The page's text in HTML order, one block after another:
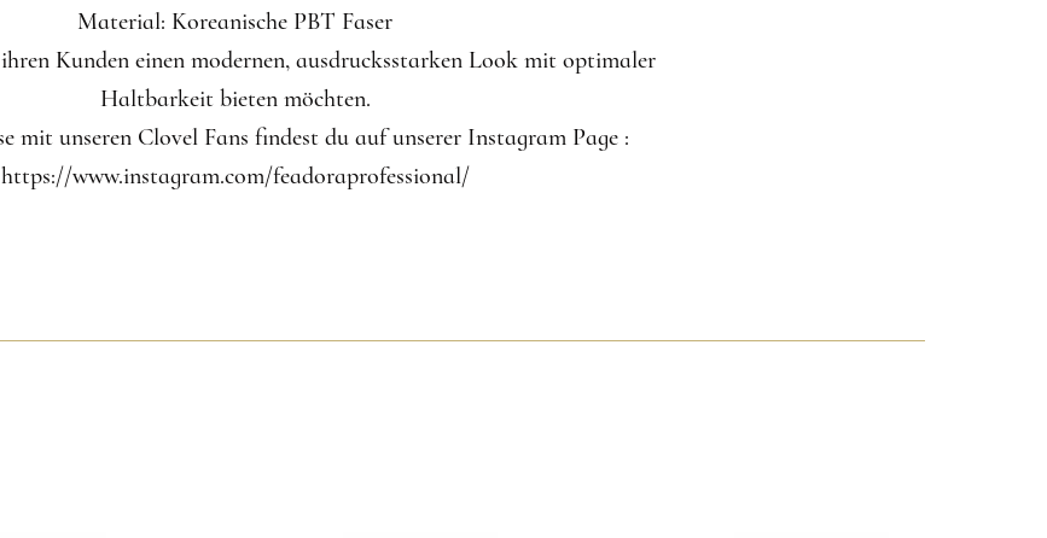
Material: Koreanische PBT Faser
Kunden einen modernen, ausdrucksstarken Look mit optimaler
Haltbarkeit bieten möchten.
mit unseren Clovel Fans findest du auf unserer Instagram Page :
https://www.instagram.com/feadoraprofessional/